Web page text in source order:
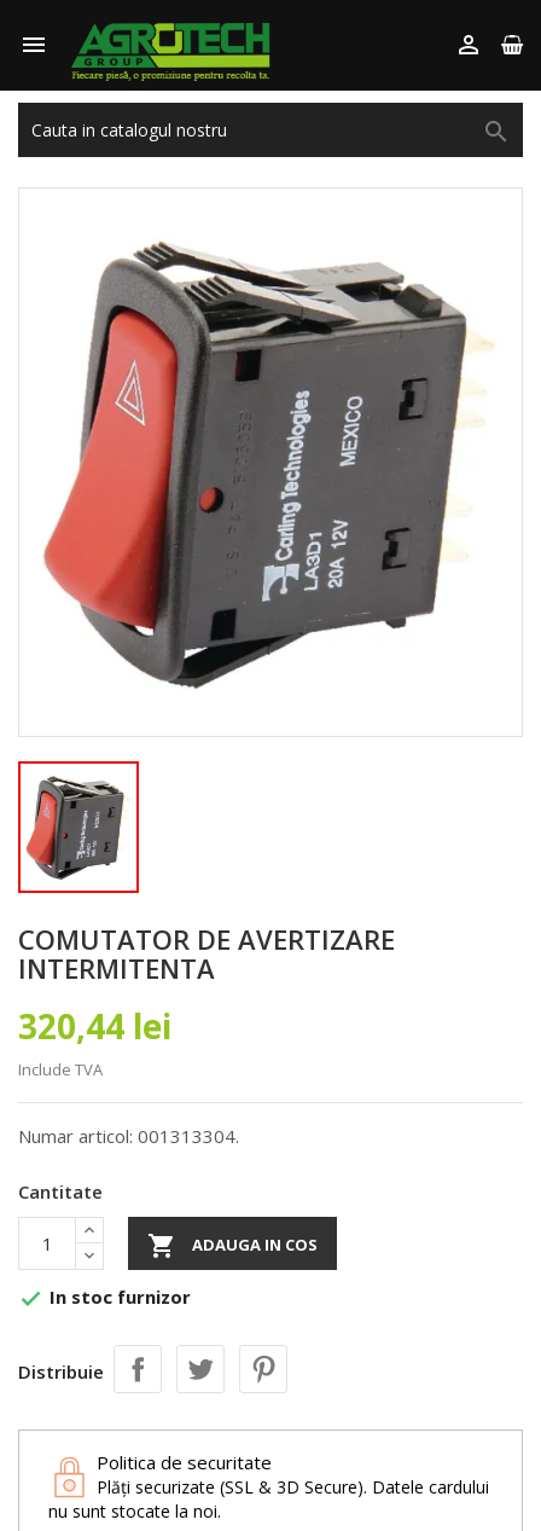
 

COMUTATOR DE AVERTIZARE
INTERMITENTA
320,44 lei
Include TVA
Numar articol: 001313304.
Cantitate
 ADAUGA IN COS
 In stoc furnizor
Distribuie
Politica de securitate
Plăți securizate (SSL & 3D Secure). Datele cardului
nu sunt stocate la noi.